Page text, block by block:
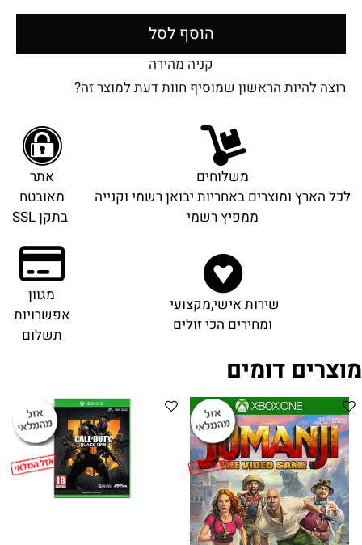
הוסף לסל
קניה מהירה
רוצה להיות הראשון שמוסיף חוות דעת למוצר זה?
משלוחים
לכל הארץ ומוצרים באחריות יבואן רשמי וקנייה
ממפיץ רשמי
אתר
מאובטח
בתקן SSL
שירות אישי,מקצועי
ומחירים הכי זולים
מגוון
אפשרויות
תשלום
מוצרים דומים